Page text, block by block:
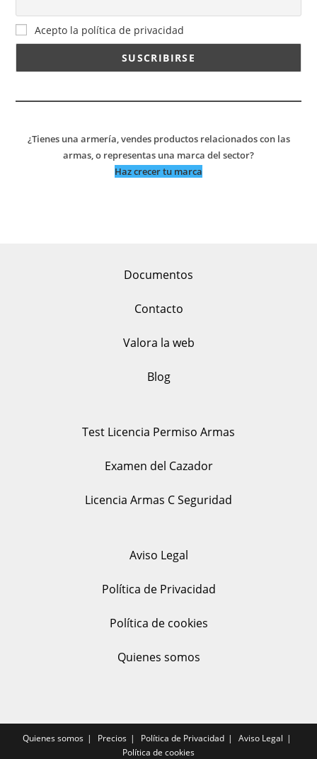
Acepto la política de privacidad
¿Tienes una armería, vendes productos relacionados con las
armas, o representas una marca del sector?
Haz crecer tu marca
Documentos
Contacto
Valora la web
Blog
Test Licencia Permiso Armas
Examen del Cazador
Licencia Armas C Seguridad
Aviso Legal
Política de Privacidad
Política de cookies
Quienes somos
Quienes somos Precios Política de Privacidad
Aviso Legal
Política de cookies